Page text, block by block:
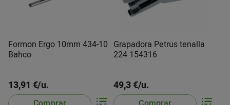
Formon Ergo 10mm 434-10
Bahco
13,91 €/u.
Grapadora Petrus tenalla
224 154316
49,3 €/u.